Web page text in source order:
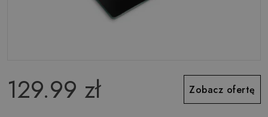
129.99 zł Zobacz ofertę